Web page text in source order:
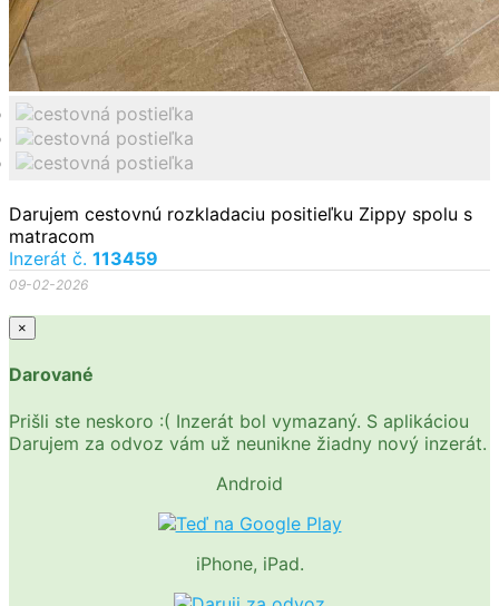
Darujem cestovnú rozkladaciu positieľku Zippy spolu s
matracom
Inzerát č. 113459
09-02-2026
×
Darované
Prišli ste neskoro :( Inzerát bol vymazaný. S aplikáciou
Darujem za odvoz vám už neunikne žiadny nový inzerát.
Android
iPhone, iPad.